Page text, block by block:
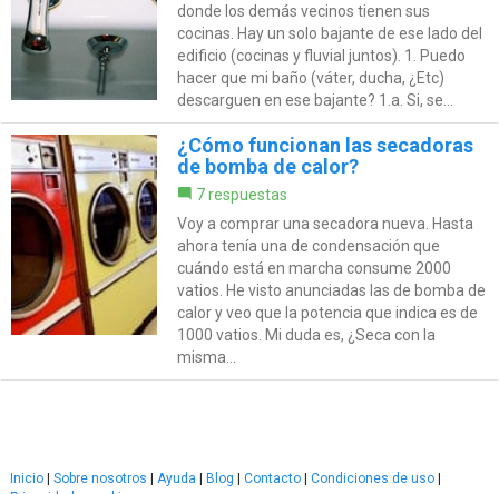
donde los demás vecinos tienen sus
cocinas. Hay un solo bajante de ese lado del
edificio (cocinas y fluvial juntos). 1. Puedo
hacer que mi baño (váter, ducha, ¿Etc)
descarguen en ese bajante? 1.a. Si, se...
¿Cómo funcionan las secadoras
de bomba de calor?
7 respuestas
Voy a comprar una secadora nueva. Hasta
ahora tenía una de condensación que
cuándo está en marcha consume 2000
vatios. He visto anunciadas las de bomba de
calor y veo que la potencia que indica es de
1000 vatios. Mi duda es, ¿Seca con la
misma...
Inicio Sobre nosotros Ayuda Blog Contacto Condiciones de uso